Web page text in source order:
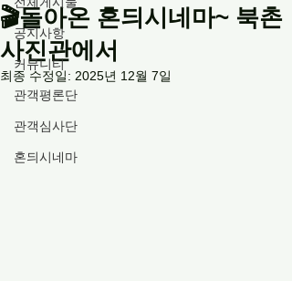
공지사항
커뮤니티
관객평론단
관객심사단
혼듸시네마
🎬돌아온 혼듸시네마~ 북촌
사진관에서
최종 수정일: 2025년 12월 7일